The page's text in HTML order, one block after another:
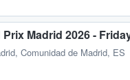
Madrid 2026 -
Comunidad de Madrid, ES